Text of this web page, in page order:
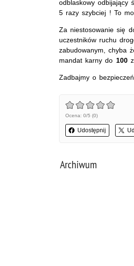
odblaskowy odbijający
5 razy szybciej ! To
Za niestosowanie się
uczestników ruchu
zabudowanym, chyba
mandat karny do 100
Zadbajmy o
Ocena: 0/5 (0)
Udostępnij
Archiwum